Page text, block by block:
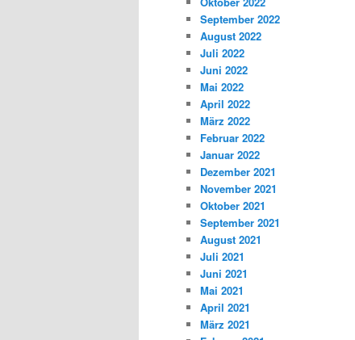
September 2022
August 2022
Juli 2022
Juni 2022
Mai 2022
April 2022
März 2022
Februar 2022
Januar 2022
Dezember 2021
November 2021
Oktober 2021
September 2021
August 2021
Juli 2021
Juni 2021
Mai 2021
April 2021
März 2021